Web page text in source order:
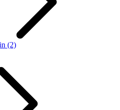
(2)